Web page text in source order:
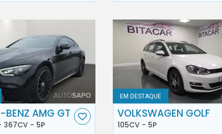
BENZ AMG GT
367CV - 5P
EM DESTAQUE
VOLKSWAGEN GOLF
105CV - 5P